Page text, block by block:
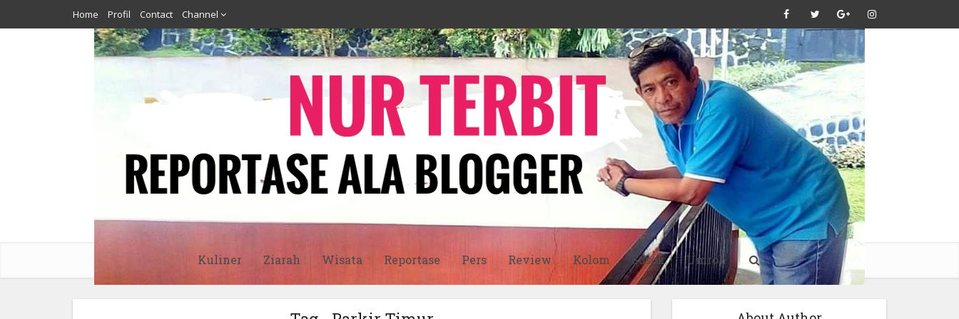
Home Profil Contact Channel
Kuliner Ziarah Wisata Reportase Pers Review Kolom Sosok Umroh